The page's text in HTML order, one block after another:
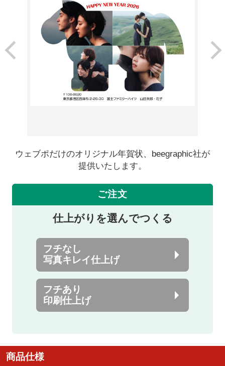
ウェブポだけのオリジナル年賀状、beegraphic社が
提供いたします。
ご注文
仕上がりを選んでつくる
フチなし
写真キレイ仕上げ
フチあり
印刷仕上げ
商品仕様